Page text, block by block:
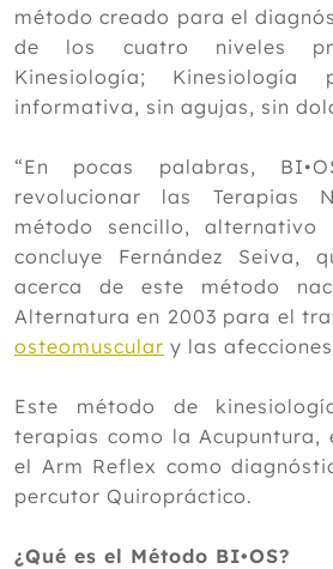
2021
Diciembre
Noviembre
Octubre
Agosto
Julio
Junio
Mayo
Abril
Marzo
Febrero
2020
2019
2018
2017
método creado para el
de los cuatro niveles
Kinesiología; Kinesiología
informativa, sin agujas, sin
“En pocas palabras,
revolucionar las Terapias
método sencillo, alternativo
concluye Fernández Seiva,
acerca de este método
Alternatura en 2003 para el
osteomuscular y las
Este método de
terapias como la Acupuntura,
el Arm Reflex como
percutor Quiropráctico.
¿Qué es el Método BI•OS?